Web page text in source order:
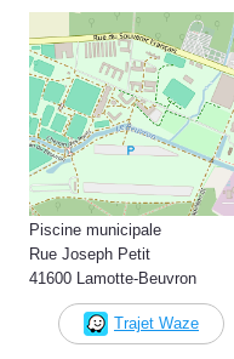
Piscine municipale
Rue Joseph Petit
41600 Lamotte-Beuvron
Trajet Waze